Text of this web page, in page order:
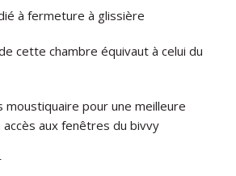
à fermeture à glissière
cette chambre équivaut à celui du
pour une meilleure
aux fenêtres du bivvy